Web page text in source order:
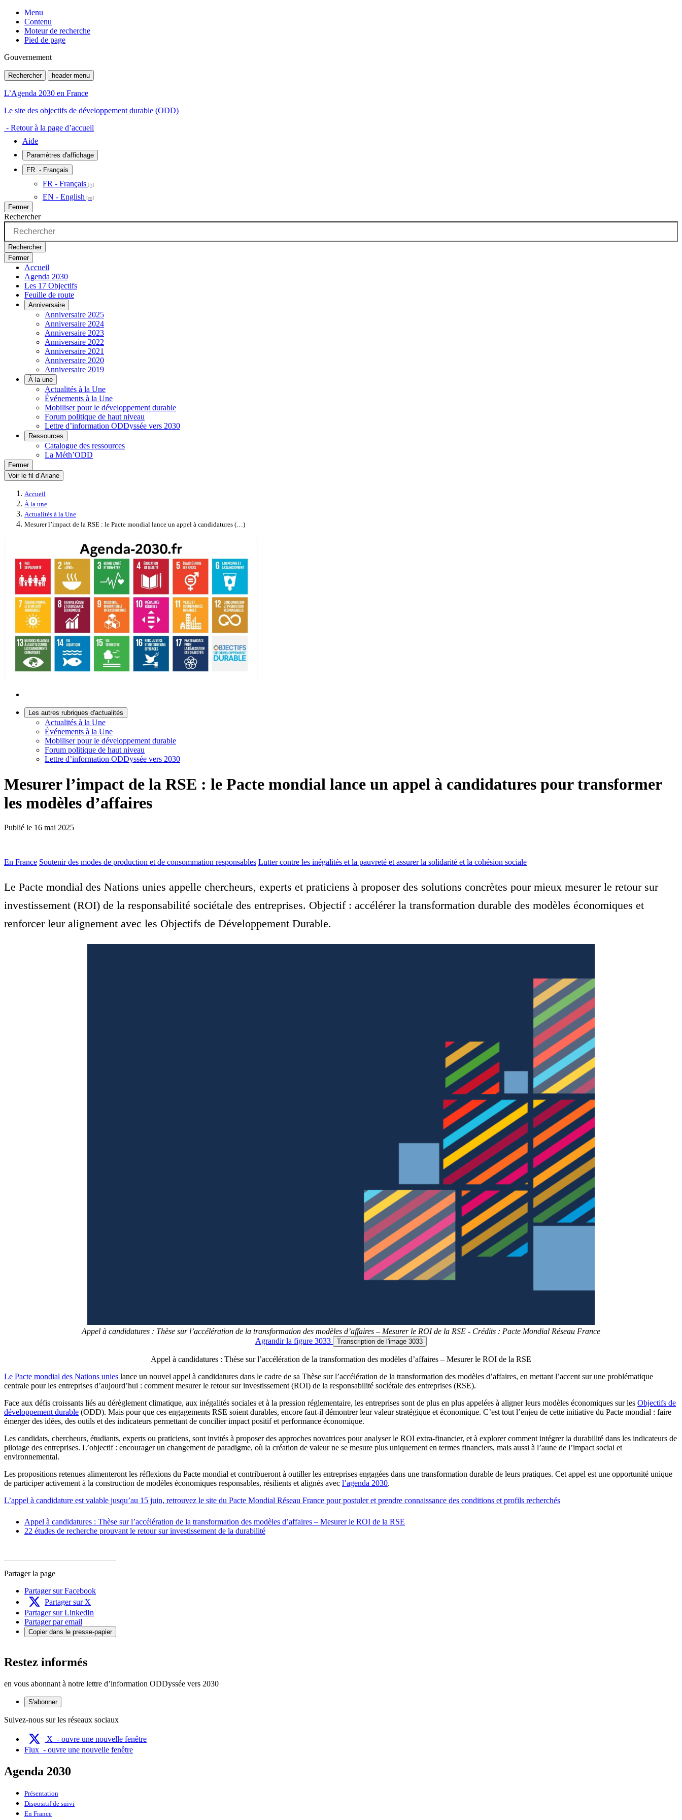
Menu
Contenu
Moteur de recherche
Pied de page
Gouvernement
Rechercher header menu
L’Agenda 2030 en France
Le site des objectifs de développement durable (ODD)
- Retour à la page d’accueil
Aide
Paramètres d'affichage
FR - Français
FR - Français
EN - English
Fermer
Rechercher
Rechercher
Fermer
Accueil
Agenda 2030
Les 17 Objectifs
Feuille de route
Anniversaire
Anniversaire 2025
Anniversaire 2024
Anniversaire 2023
Anniversaire 2022
Anniversaire 2021
Anniversaire 2020
Anniversaire 2019
À la une
Actualités à la Une
Événements à la Une
Mobiliser pour le développement durable
Forum politique de haut niveau
Lettre d’information ODDyssée vers 2030
Ressources
Catalogue des ressources
La Méth’ODD
Fermer
Voir le fil d’Ariane
Accueil
À la une
Actualités à la Une
Mesurer l’impact de la RSE : le Pacte mondial lance un appel à candidatures (…)
Les autres rubriques d'actualités
Actualités à la Une
Événements à la Une
Mobiliser pour le développement durable
Forum politique de haut niveau
Lettre d’information ODDyssée vers 2030
Mesurer l’impact de la RSE : le Pacte mondial lance un appel à candidatures pour transformer
les modèles d’affaires
Publié le 16 mai 2025
En France Soutenir des modes de production et de consommation responsables Lutter contre les inégalités et la pauvreté et assurer la solidarité et la cohésion sociale
Le Pacte mondial des Nations unies appelle chercheurs, experts et praticiens à proposer des solutions concrètes pour mieux mesurer le retour sur
investissement (ROI) de la responsabilité sociétale des entreprises. Objectif : accélérer la transformation durable des modèles économiques et
renforcer leur alignement avec les Objectifs de Développement Durable.
Appel à candidatures : Thèse sur l’accélération de la transformation des modèles d’affaires – Mesurer le ROI de la RSE - Crédits : Pacte Mondial Réseau France
Agrandirla figure 3033 Transcription de l'image 3033
Appel à candidatures : Thèse sur l’accélération de la transformation des modèles d’affaires – Mesurer le ROI de la RSE
Le Pacte mondial des Nations unies lance un nouvel appel à candidatures dans le cadre de sa Thèse sur l’accélération de la transformation des modèles d’affaires, en mettant l’accent sur une problématique
centrale pour les entreprises d’aujourd’hui : comment mesurer le retour sur investissement (ROI) de la responsabilité sociétale des entreprises (RSE).
Face aux défis croissants liés au dérèglement climatique, aux inégalités sociales et à la pression réglementaire, les entreprises sont de plus en plus appelées à aligner leurs modèles économiques sur les Objectifs de
développement durable (ODD). Mais pour que ces engagements RSE soient durables, encore faut-il démontrer leur valeur stratégique et économique. C’est tout l’enjeu de cette initiative du Pacte mondial : faire
émerger des idées, des outils et des indicateurs permettant de concilier impact positif et performance économique.
Les candidats, chercheurs, étudiants, experts ou praticiens, sont invités à proposer des approches novatrices pour analyser le ROI extra-financier, et à explorer comment intégrer la durabilité dans les indicateurs de
pilotage des entreprises. L’objectif : encourager un changement de paradigme, où la création de valeur ne se mesure plus uniquement en termes financiers, mais aussi à l’aune de l’impact social et
environnemental.
Les propositions retenues alimenteront les réflexions du Pacte mondial et contribueront à outiller les entreprises engagées dans une transformation durable de leurs pratiques. Cet appel est une opportunité unique
de participer activement à la construction de modèles économiques responsables, résilients et alignés avec l’agenda 2030.
L’appel à candidature est valable jusqu’au 15 juin, retrouvez le site du Pacte Mondial Réseau France pour postuler et prendre connaissance des conditions et profils recherchés
Appel à candidatures : Thèse sur l’accélération de la transformation des modèles d’affaires – Mesurer le ROI de la RSE
22 études de recherche prouvant le retour sur investissement de la durabilité
Partager la page
Partager sur Facebook
Partager sur X
Partager sur LinkedIn
Partager par email
Copier dans le presse-papier
Restez informés
en vous abonnant à notre lettre d’information ODDyssée vers 2030
S'abonner
Suivez-nous sur les réseaux sociaux
X - ouvre une nouvelle fenêtre
Flux - ouvre une nouvelle fenêtre
Agenda 2030
Présentation
Dispositif de suivi
En France